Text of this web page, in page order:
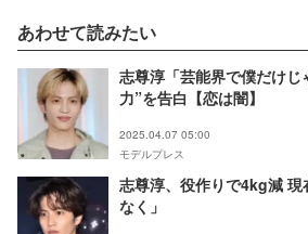
あわせて読みたい
志尊淳「芸能界で僕だけじ
力”を告白【恋は闇】
2025.04.07 05:00
モデルプレス
志尊淳、役作りで4kg減
なく」